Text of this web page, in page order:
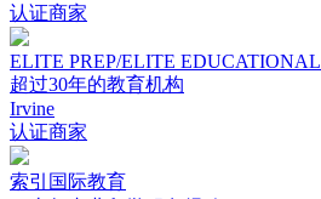
认证商家
ELITE PREP/ELITE
超过30年的教育机构
Irvine
认证商家
索引国际教育